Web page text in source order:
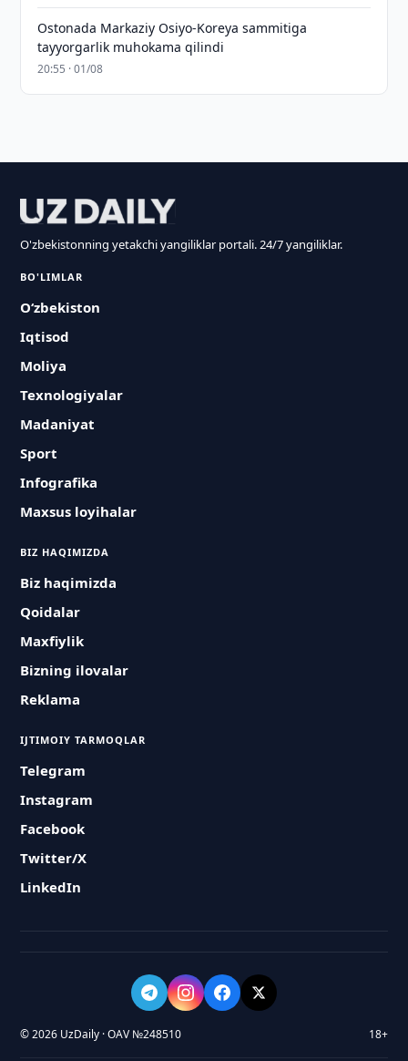
Ostonada Markaziy Osiyo-Koreya sammitiga
tayyorgarlik muhokama qilindi
20:55 · 01/08
O'zbekistonning yetakchi yangiliklar portali. 24/7 yangiliklar.
BO'LIMLAR
O‘zbekiston
Iqtisod
Moliya
Texnologiyalar
Madaniyat
Sport
Infografika
Maxsus loyihalar
BIZ HAQIMIZDA
Biz haqimizda
Qoidalar
Maxfiylik
Bizning ilovalar
Reklama
IJTIMOIY TARMOQLAR
Telegram
Instagram
Facebook
Twitter/X
LinkedIn
© 2026 UzDaily · OAV №248510 18+